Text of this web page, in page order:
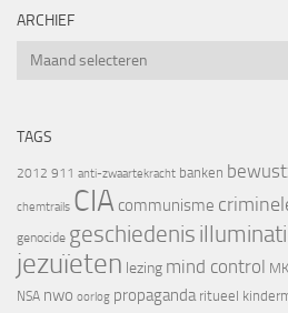
ARCHIEF
Archief
TAGS
2012 911 anti-zwaartekracht banken
chemtrails CIA communisme
genocide geschiedenis illuminati
jezuïeten lezing mind control
NSA nwo oorlog propaganda ritueel